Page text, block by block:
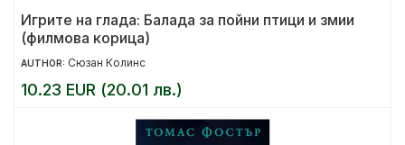
Игрите на глада: Балада за пойни птици и змии
(филмова корица)
AUTHOR: Сюзан Колинс
10.23 EUR (20.01 лв.)